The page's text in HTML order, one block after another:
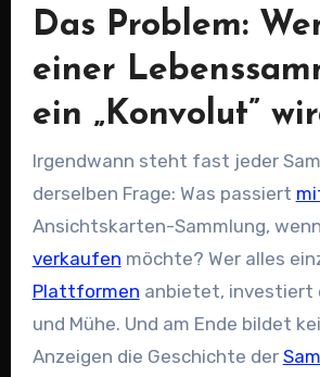
Das Problem:
einer
ein „Konvolut”
Irgendwann steht fast jeder
derselben Frage: Was passiert
Ansichtskarten-Sammlung,
verkaufen möchte? Wer alles
Plattformen anbietet, investiert
und Mühe. Und am Ende bildet
Anzeigen die Geschichte der